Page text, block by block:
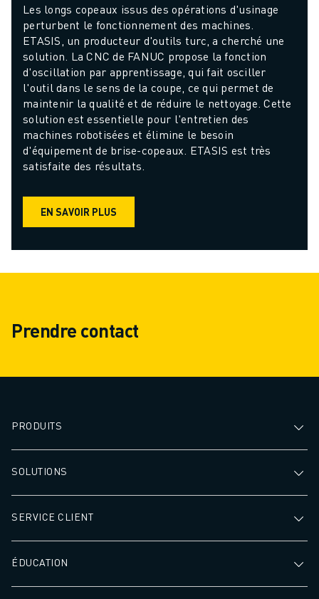
Les longs copeaux issus des opérations d'usinage
perturbent le fonctionnement des machines.
ETASIS, un producteur d'outils turc, a cherché une
solution. La CNC de FANUC propose la fonction
d'oscillation par apprentissage, qui fait osciller
l'outil dans le sens de la coupe, ce qui permet de
maintenir la qualité et de réduire le nettoyage. Cette
solution est essentielle pour l'entretien des
machines robotisées et élimine le besoin
d'équipement de brise-copeaux. ETASIS est très
satisfaite des résultats.
EN SAVOIR PLUS
Prendre contact
PRODUITS
SOLUTIONS
SERVICE CLIENT
ÉDUCATION